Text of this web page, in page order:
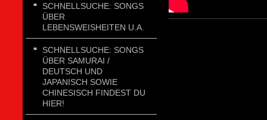
SCHNELLSUCHE: SONGS
ÜBER
LEBENSWEISHEITEN U.A.
SCHNELLSUCHE: SONGS
ÜBER SAMURAI /
DEUTSCH UND
JAPANISCH SOWIE
CHINESISCH FINDEST DU
HIER!